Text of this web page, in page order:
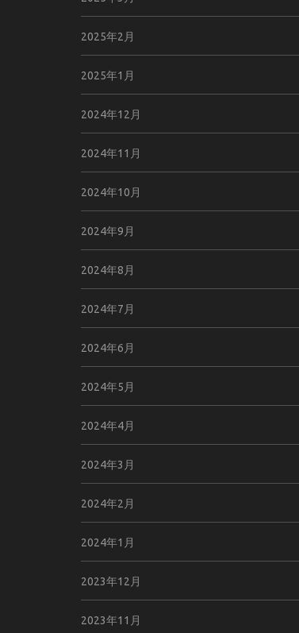
2025年2月
2025年1月
2024年12月
2024年11月
2024年10月
2024年9月
2024年8月
2024年7月
2024年6月
2024年5月
2024年4月
2024年3月
2024年2月
2024年1月
2023年12月
2023年11月